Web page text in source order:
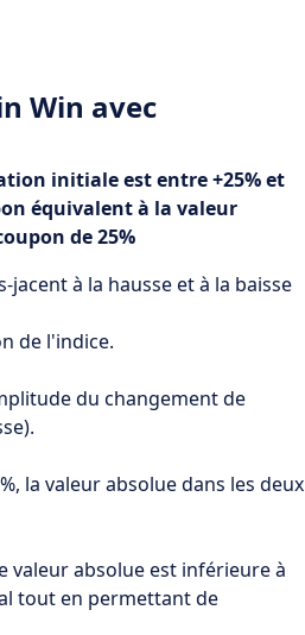
Win avec
initiale est entre +25% et
équivalent à la valeur
de 25%
à la hausse et à la baisse
de l'indice.
du changement de
la valeur absolue dans les deux
valeur absolue est inférieure à
tout en permettant de